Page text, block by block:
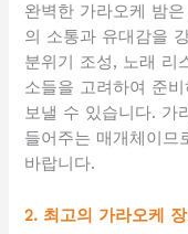
완벽한 가라오케 밤
의 소통과 유대감을
분위기 조성, 노래 리
소들을 고려하여 준
보낼 수 있습니다. 가
들어주는 매개체이므
바랍니다.
2. 최고의 가라오케